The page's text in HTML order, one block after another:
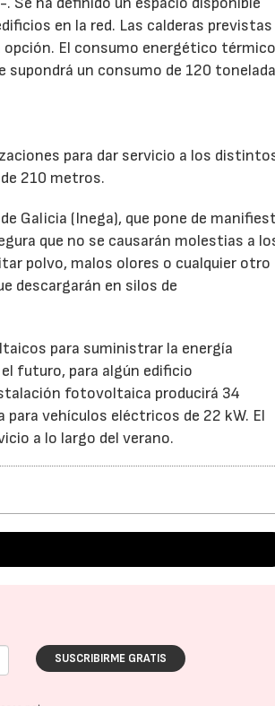
en la red. Las calderas previstas
El consumo energético térmico
supondrá un consumo de 120
para dar servicio a los
210 metros.
Galicia (Inega), que pone de
que no se causarán molestias a
polvo, malos olores o cualquier otro
descargarán en silos de
para suministrar la energía
futuro, para algún edificio
fotovoltaica producirá 34
vehículos eléctricos de 22 kW. El
a lo largo del verano.
SUSCRIBIRME GRATIS